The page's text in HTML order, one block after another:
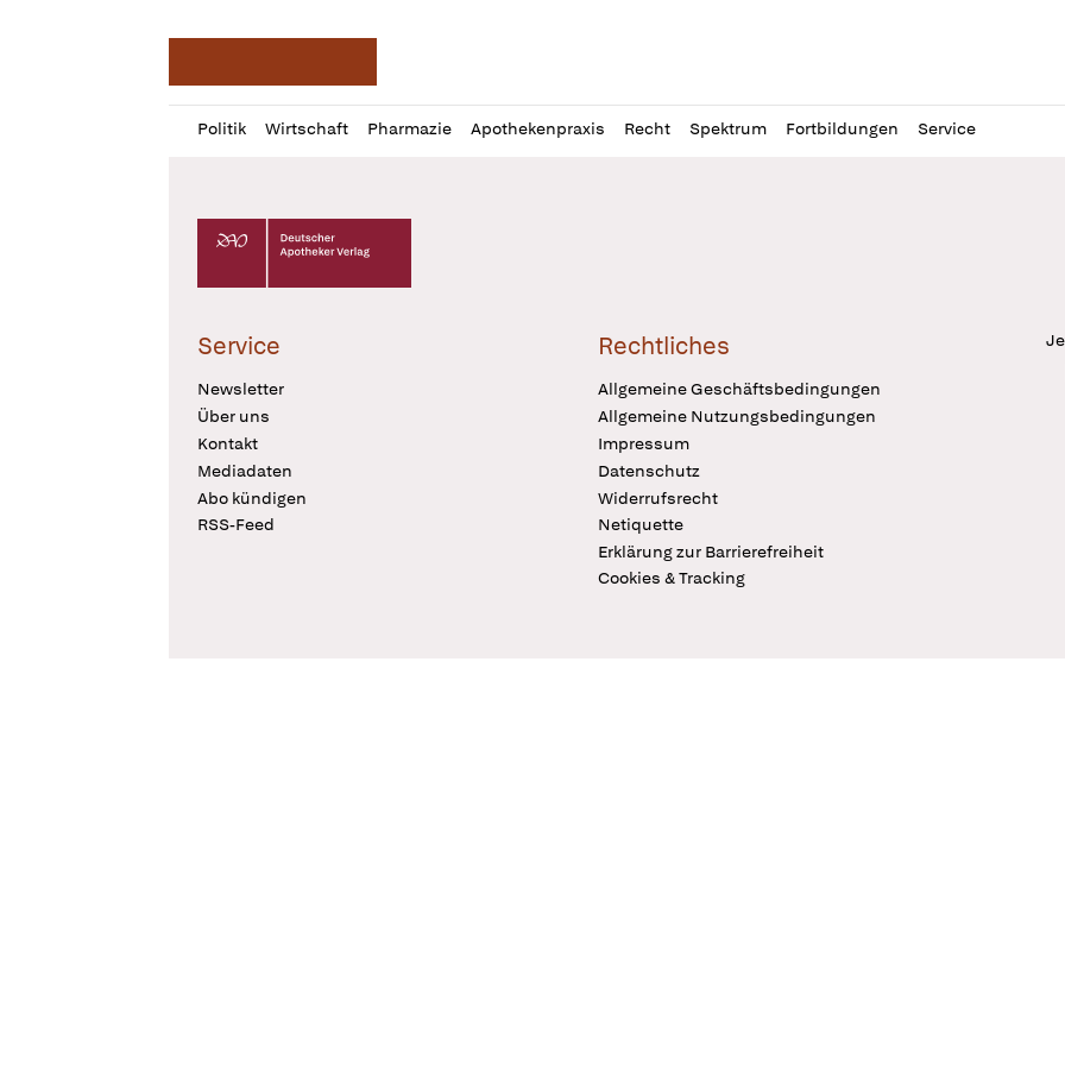
Politik Wirtschaft Pharmazie Apothekenpraxis Recht Spektrum Fortbildungen Service
Profil
öffnen
Daz
Pur
Deutscher Apotheker Verlag Logo
Service
Newsletter
Über uns
Kontakt
Mediadaten
Abo kündigen
RSS-Feed
Rechtliches
Allgemeine Geschäftsbedingungen
Allgemeine Nutzungsbedingungen
Impressum
Datenschutz
Widerrufsrecht
Netiquette
Erklärung zur Barrierefreiheit
Cookies & Tracking